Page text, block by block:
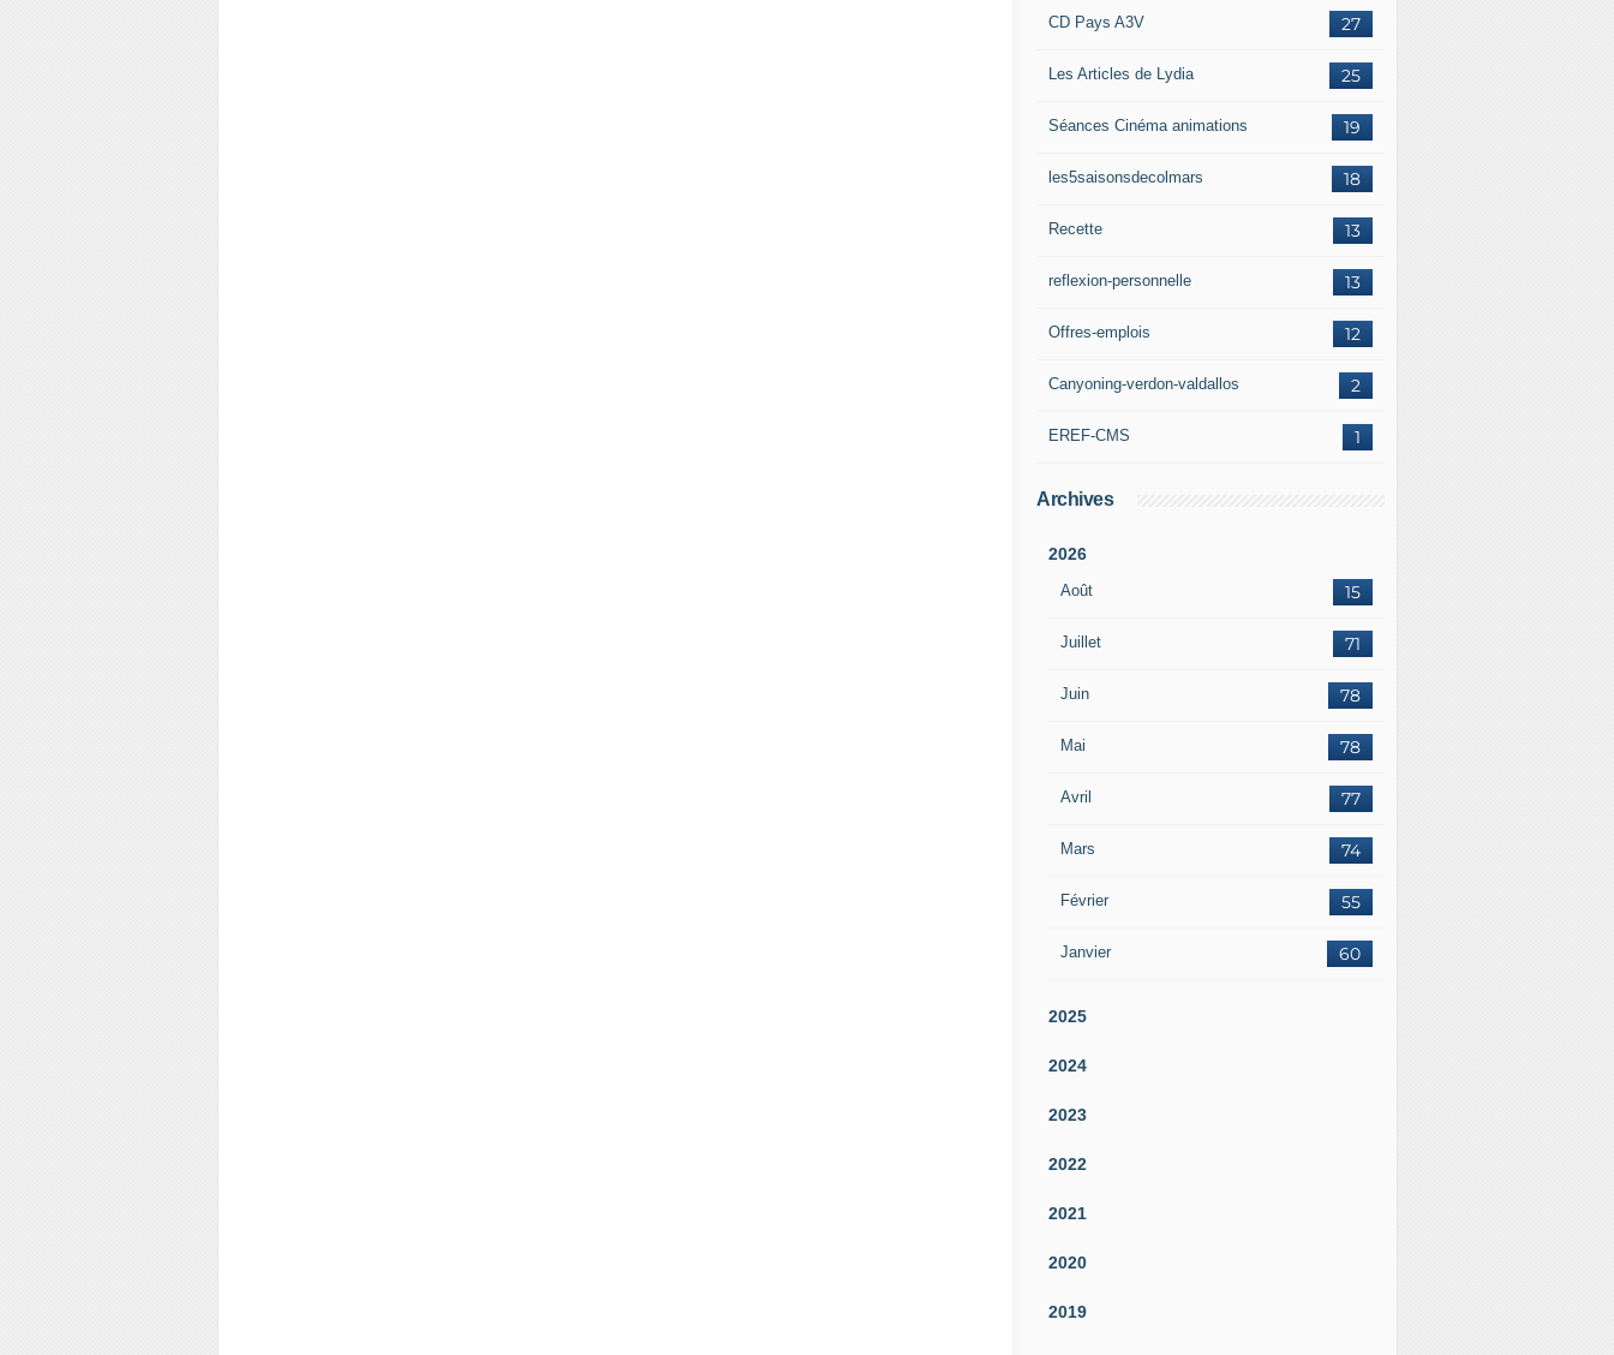
27
CD Pays A3V
25
Les Articles de Lydia
19
Séances Cinéma animations
18
les5saisonsdecolmars
13
Recette
13
reflexion-personnelle
12
Offres-emplois
2
Canyoning-verdon-valdallos
1
EREF-CMS
Archives
2026
Août 15
Juillet 71
Juin 78
Mai 78
Avril 77
Mars 74
Février 55
Janvier 60
2025
2024
2023
2022
2021
2020
2019